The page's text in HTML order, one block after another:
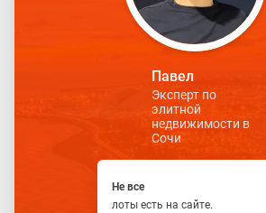
Павел
Эксперт по
элитной
недвижимости в
Сочи
Не все
лоты есть на сайте.